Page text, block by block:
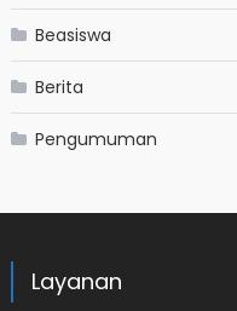
Beasiswa
Berita
Pengumuman
Layanan